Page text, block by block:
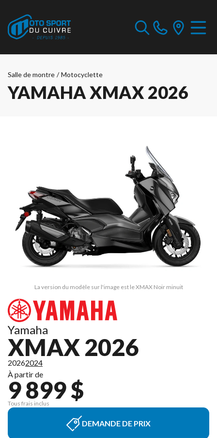
Salle de montre / Motocyclette
YAMAHA XMAX 2026
La version du modèle sur l'image est le XMAX Noir minuit
Yamaha
XMAX 2026
20262024
À partir de
9 899 $
Tous frais inclus
DEMANDE DE PRIX